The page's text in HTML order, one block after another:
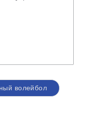
волейбол